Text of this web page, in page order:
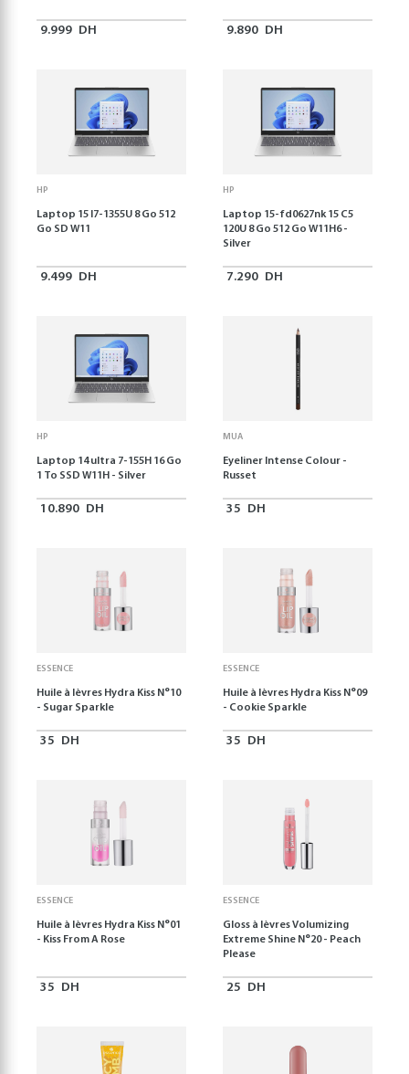
9.999 DH 9.890 DH
HP
Laptop 15 I7-1355U 8 Go 512
Go SD W11
9.499 DH
HP
Laptop 15-fd0627nk 15 C5
120U 8 Go 512 Go W11H6 -
Silver
7.290 DH
HP
Laptop 14 ultra 7-155H 16 Go
1 To SSD W11H - Silver
10.890 DH
MUA
Eyeliner Intense Colour -
Russet
35 DH
ESSENCE
Huile à lèvres Hydra Kiss N°10
- Sugar Sparkle
35 DH
ESSENCE
Huile à lèvres Hydra Kiss N°09
- Cookie Sparkle
35 DH
ESSENCE
Huile à lèvres Hydra Kiss N°01
- Kiss From A Rose
35 DH
ESSENCE
Gloss à lèvres Volumizing
Extreme Shine N°20 - Peach
Please
25 DH